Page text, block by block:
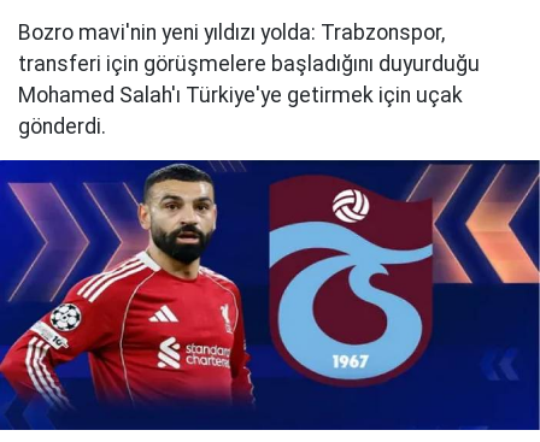
Bozro mavi'nin yeni yıldızı yolda: Trabzonspor,
transferi için görüşmelere başladığını duyurduğu
Mohamed Salah'ı Türkiye'ye getirmek için uçak
gönderdi.